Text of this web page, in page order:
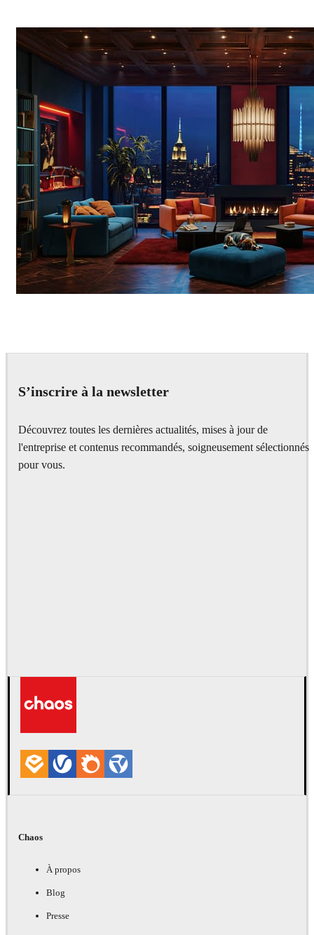
S’inscrire à la newsletter
Découvrez toutes les dernières actualités, mises à jour de
l'entreprise et contenus recommandés, soigneusement sélectionnés
pour vous.
Chaos
À propos
Blog
Presse